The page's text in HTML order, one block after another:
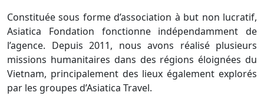
Constituée sous forme d’association à but non lucratif,
Asiatica Fondation fonctionne indépendamment de
l’agence. Depuis 2011, nous avons réalisé plusieurs
missions humanitaires dans des régions éloignées du
Vietnam, principalement des lieux également explorés
par les groupes d’Asiatica Travel.